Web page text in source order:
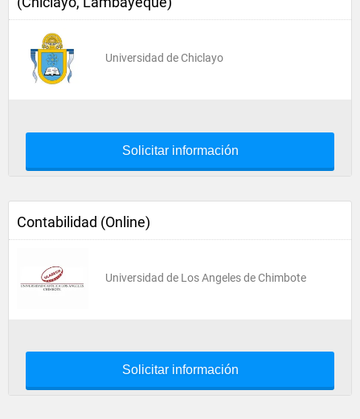
Universidad de Chiclayo
Solicitar información
Contabilidad (Online)
Universidad de Los Angeles de Chimbote
Solicitar información